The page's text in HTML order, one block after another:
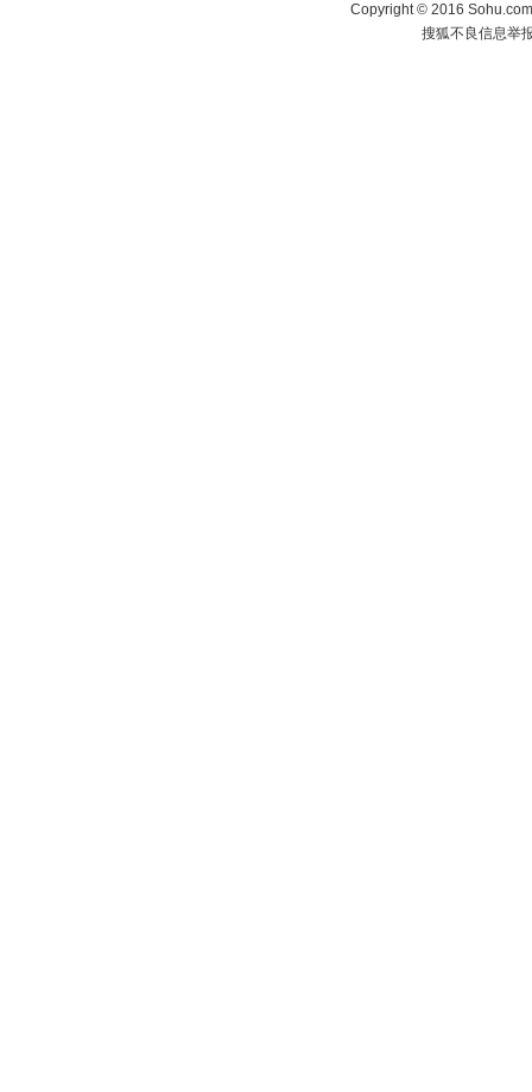
Copyright©2016
搜狐不良信息举